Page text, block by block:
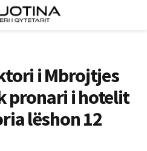
i Mbrojtjes
pronari i hotelit
lëshon 12